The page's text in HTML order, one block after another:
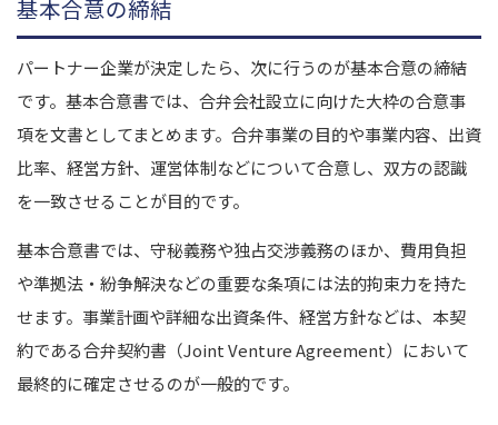
基本合意の締結
パートナー企業が決定したら、次に行うのが基本合意の締結
です。基本合意書では、合弁会社設立に向けた大枠の合意事
項を文書としてまとめます。合弁事業の目的や事業内容、出資
比率、経営方針、運営体制などについて合意し、双方の認識
を一致させることが目的です。
基本合意書では、守秘義務や独占交渉義務のほか、費用負担
や準拠法・紛争解決などの重要な条項には法的拘束力を持た
せます。事業計画や詳細な出資条件、経営方針などは、本契
約である合弁契約書（Joint Venture Agreement）において
最終的に確定させるのが一般的です。